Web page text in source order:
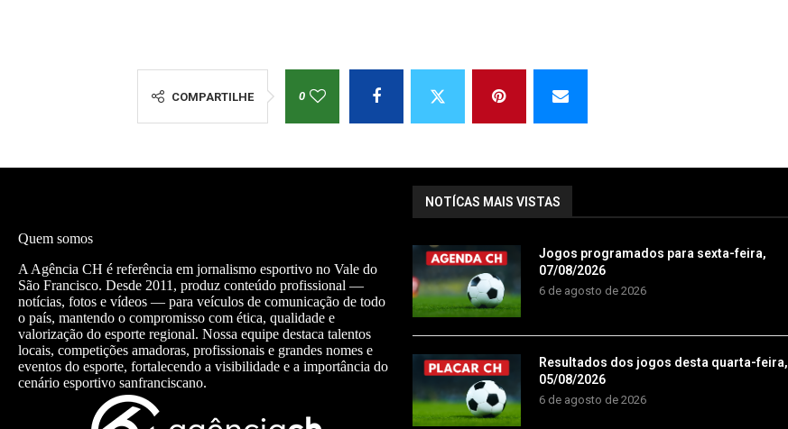
COMPARTILHE 0
Quem somos
A Agência CH é referência em jornalismo esportivo no Vale do
São Francisco. Desde 2011, produz conteúdo profissional —
notícias, fotos e vídeos — para veículos de comunicação de todo
o país, mantendo o compromisso com ética, qualidade e
valorização do esporte regional. Nossa equipe destaca talentos
locais, competições amadoras, profissionais e grandes nomes e
eventos do esporte, fortalecendo a visibilidade e a importância do
cenário esportivo sanfranciscano.
NOTÍCAS MAIS VISTAS
Jogos programados para sexta-feira,
07/08/2026
6 de agosto de 2026
Resultados dos jogos desta quarta-feira,
05/08/2026
6 de agosto de 2026